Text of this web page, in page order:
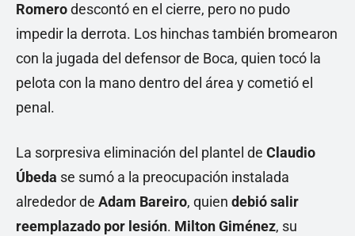
Romerodescontó en el cierre, pero no pudo
impedir la derrota. Los hinchas también bromearon
con la jugada del defensor de Boca, quien tocó la
pelota con la mano dentro del área y cometió el
penal.
La sorpresiva eliminación del plantel de Claudio
Úbeda se sumó a la preocupación instalada
alrededor de Adam Bareiro, quien debió salir
reemplazado por lesión. Milton Giménez, su